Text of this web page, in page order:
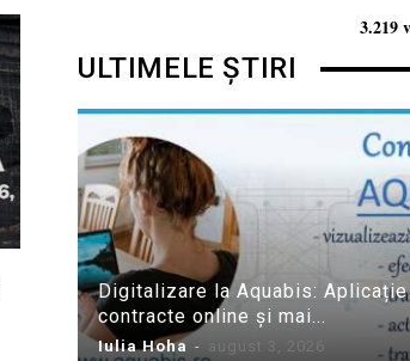
3.219
ULTIMELE ȘTIRI
Digitalizare la Aquabis:
contracte online și mai...
Iulia Hoha - august 3, 2026